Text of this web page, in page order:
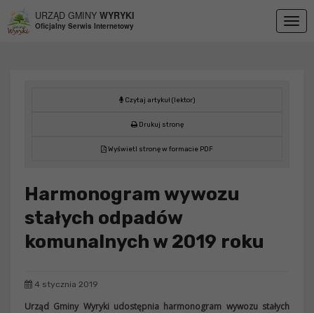
URZĄD GMINY WYRYKI
Oficjalny Serwis Internetowy
Czytaj artykuł (lektor)
Drukuj stronę
Wyświetl stronę w formacie PDF
Harmonogram wywozu
stałych odpadów
komunalnych w 2019 roku
4 stycznia 2019
Urząd Gminy Wyryki udostępnia harmonogram wywozu stałych